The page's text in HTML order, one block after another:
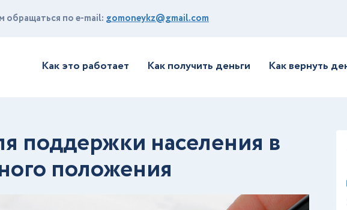
обращаться по e-mail: gomoneykz@gmail.com
Как это работает Как получить деньги Как вернуть
поддержки населения в
положения